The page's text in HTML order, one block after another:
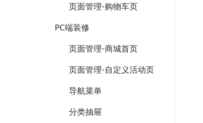
页面管理-购物车页
PC端装修
页面管理-商城首页
页面管理-自定义活动页
导航菜单
分类抽屉